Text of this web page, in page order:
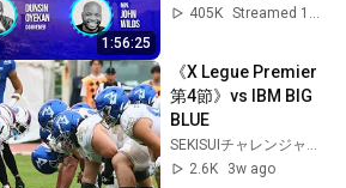
1:56:25
#worship
405K
《X Legue Premier
第4節》vs IBM BIG
BLUE
2.6K
3w ago